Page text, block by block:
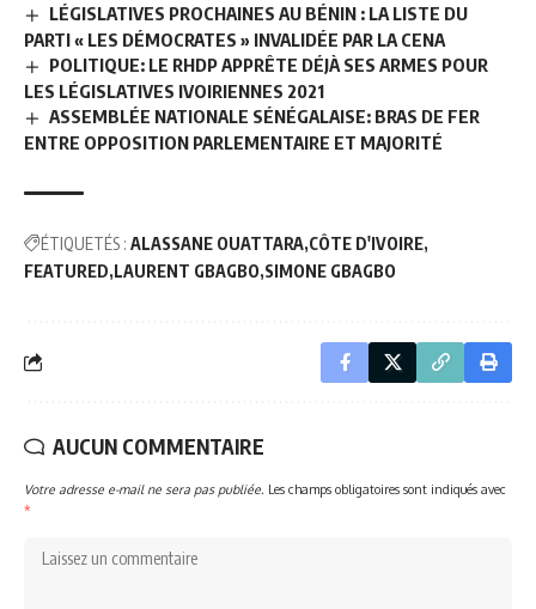
LÉGISLATIVES PROCHAINES AU BÉNIN : LA LISTE DU
PARTI « LES DÉMOCRATES » INVALIDÉE PAR LA CENA
POLITIQUE: LE RHDP APPRÊTE DÉJÀ SES ARMES POUR
LES LÉGISLATIVES IVOIRIENNES 2021
ASSEMBLÉE NATIONALE SÉNÉGALAISE: BRAS DE FER
ENTRE OPPOSITION PARLEMENTAIRE ET MAJORITÉ
ÉTIQUETÉS : ALASSANE OUATTARA CÔTE D'IVOIRE
FEATURED LAURENT GBAGBO SIMONE GBAGBO
AUCUN COMMENTAIRE
Votre adresse e-mail ne sera pas publiée. Les champs obligatoires sont indiqués avec
*